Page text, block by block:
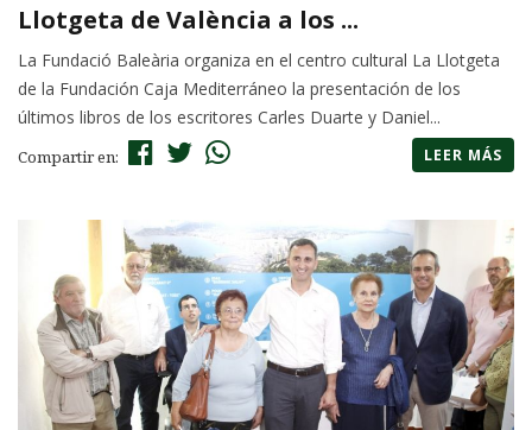
Llotgeta de València a los ...
La Fundació Baleària organiza en el centro cultural La Llotgeta
de la Fundación Caja Mediterráneo la presentación de los
últimos libros de los escritores Carles Duarte y Daniel...
Compartir en: LEER MÁS